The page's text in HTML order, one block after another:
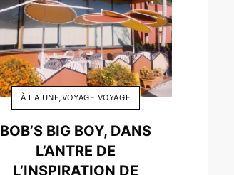
À LA UNE VOYAGE VOYAGE
BOB’S BIG BOY, DANS
L’ANTRE DE
L’INSPIRATION DE